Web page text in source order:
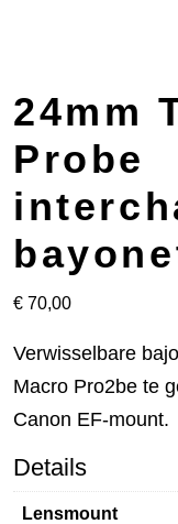
24mm
Probe
€ 70,00
Verwisselbare
Macro Pro2be te
Canon EF-mount.
Details
Lensmount